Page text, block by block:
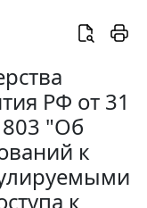
РФ от 31
"Об
к
к